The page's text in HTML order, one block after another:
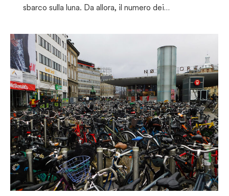
sbarco sulla luna. Da allora, il numero dei…